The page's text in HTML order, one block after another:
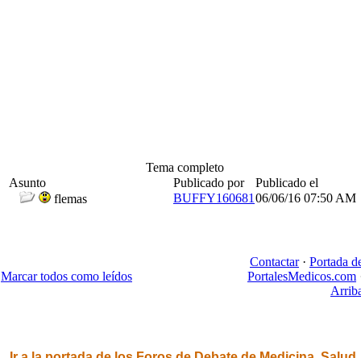
Tema completo
Asunto
Publicado por
Publicado el
flemas
BUFFY160681 06/06/16 07:50 AM
Marcar todos como leídos
Contactar· Portada
PortalesMedicos.com